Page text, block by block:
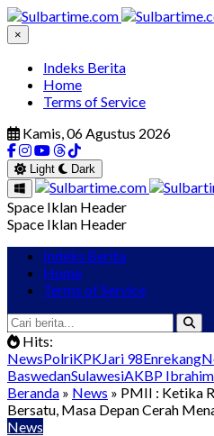
×
Indeks Berita
Home
Terms of Service
Kamis, 06 Agustus 2026
Light Dark
Space Iklan Header
Space Iklan Header
Indeks Berita
Home
Terms of Service
Hits:
NewsPolriKPKJari 98Enrekang
BaswedanSulawesiAKBP
Beranda » News » PMII : Ketika
Bersatu, Masa Depan Cerah
News